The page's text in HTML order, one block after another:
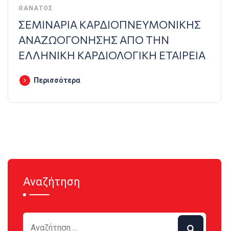
ΘΆΝΑΤΟΣ
ΣΕΜΙΝΑΡΙΑ ΚΑΡΔΙΟΠΝΕΥΜΟΝΙΚΗΣ
ΑΝΑΖΩΟΓΟΝΗΣΗΣ ΑΠΟ ΤΗΝ
ΕΛΛΗΝΙΚΗ ΚΑΡΔΙΟΛΟΓΙΚΗ ΕΤΑΙΡΕΙΑ
Περισσότερα
Αναζήτηση